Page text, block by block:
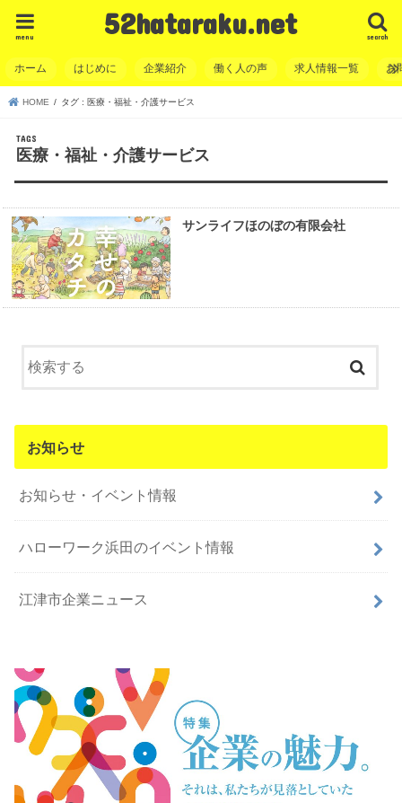
52hataraku.net search
menu
ホーム はじめに 企業紹介 働く人の声 求人情報一覧 お
HOME タグ : 医療・福祉・介護サービス
医療・福祉・介護サービス
サンライフほのぼの有限会社
お知らせ
お知らせ・イベント情報
ハローワーク浜田のイベント情報
江津市企業ニュース